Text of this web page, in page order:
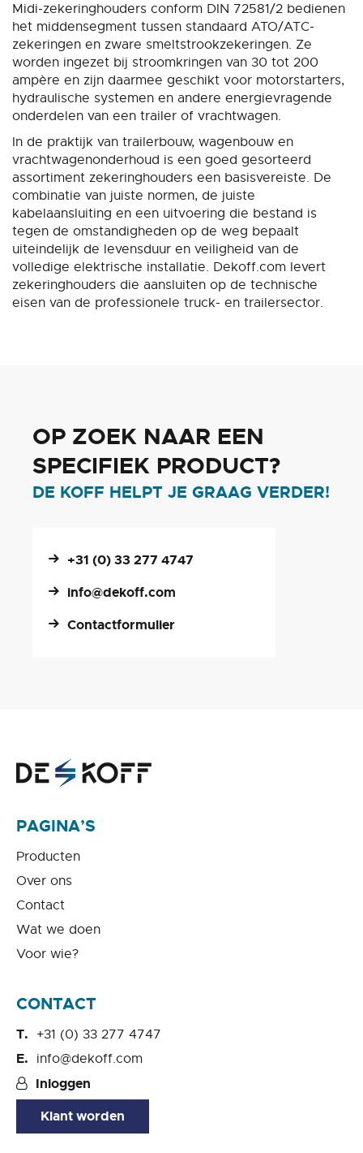
Midi-zekeringhouders conform DIN 72581/2 bedienen
het middensegment tussen standaard ATO/ATC-
zekeringen en zware smeltstrookzekeringen. Ze
worden ingezet bij stroomkringen van 30 tot 200
ampère en zijn daarmee geschikt voor motorstarters,
hydraulische systemen en andere energievragende
onderdelen van een trailer of vrachtwagen.
In de praktijk van trailerbouw, wagenbouw en
vrachtwagenonderhoud is een goed gesorteerd
assortiment zekeringhouders een basisvereiste. De
combinatie van juiste normen, de juiste
kabelaansluiting en een uitvoering die bestand is
tegen de omstandigheden op de weg bepaalt
uiteindelijk de levensduur en veiligheid van de
volledige elektrische installatie. Dekoff.com levert
zekeringhouders die aansluiten op de technische
eisen van de professionele truck- en trailersector.
OP ZOEK NAAR EEN
SPECIFIEK PRODUCT?
DE KOFF HELPT JE GRAAG VERDER!
+31 (0) 33 277 4747
info@dekoff.com
Contactformulier
PAGINA’S
Producten
Over ons
Contact
Wat we doen
Voor wie?
CONTACT
+31 (0) 33 277 4747
info@dekoff.com
Inloggen
Klant worden